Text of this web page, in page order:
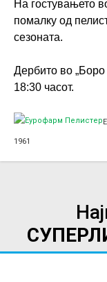
-
e
r
o
f
l
На гостувањето
помалку од
сезоната.
Дербито во „Боро
18:30 часот.
1961